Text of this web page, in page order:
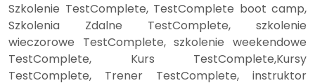
Szkolenie TestComplete, TestComplete boot camp,
Szkolenia Zdalne TestComplete, szkolenie
wieczorowe TestComplete, szkolenie weekendowe
TestComplete, Kurs TestComplete,Kursy
TestComplete, Trener TestComplete, instruktor